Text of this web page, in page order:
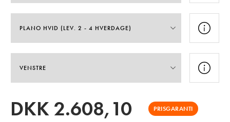
DKK 2.608,10 PRISGARANTI